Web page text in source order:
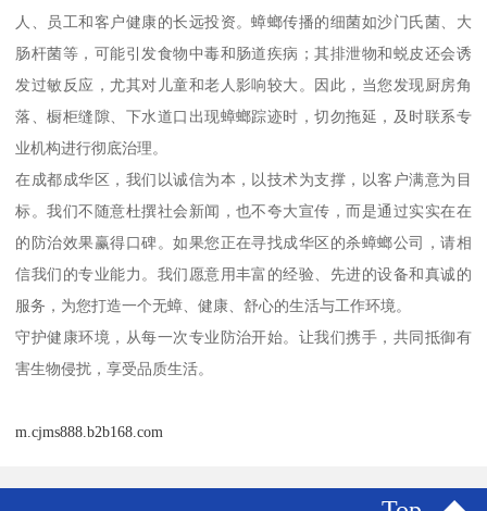
人、员工和客户健康的长远投资。蟑螂传播的细菌如沙门氏菌、大
肠杆菌等，可能引发食物中毒和肠道疾病；其排泄物和蜕皮还会诱
发过敏反应，尤其对儿童和老人影响较大。因此，当您发现厨房角
落、橱柜缝隙、下水道口出现蟑螂踪迹时，切勿拖延，及时联系专
业机构进行彻底治理。
在成都成华区，我们以诚信为本，以技术为支撑，以客户满意为目
标。我们不随意杜撰社会新闻，也不夸大宣传，而是通过实实在在
的防治效果赢得口碑。如果您正在寻找成华区的杀蟑螂公司，请相
信我们的专业能力。我们愿意用丰富的经验、先进的设备和真诚的
服务，为您打造一个无蟑、健康、舒心的生活与工作环境。
守护健康环境，从每一次专业防治开始。让我们携手，共同抵御有
害生物侵扰，享受品质生活。
m.cjms888.b2b168.com